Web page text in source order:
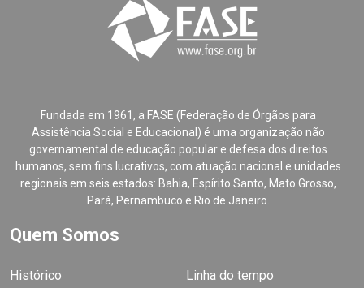
Fundada em 1961, a FASE (Federação de Órgãos para
Assistência Social e Educacional) é uma organização não
governamental de educação popular e defesa dos direitos
humanos, sem fins lucrativos, com atuação nacional e unidades
regionais em seis estados: Bahia, Espírito Santo, Mato Grosso,
Pará, Pernambuco e Rio de Janeiro.
Quem Somos
Histórico
Linha do tempo